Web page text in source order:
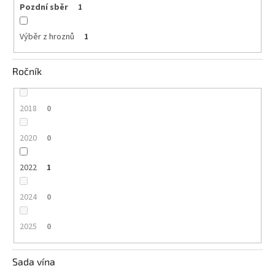
Pozdní sběr 1
Výběr z hroznů 1
Ročník
2018 0
2020 0
2022 1
2024 0
2025 0
Sada vína